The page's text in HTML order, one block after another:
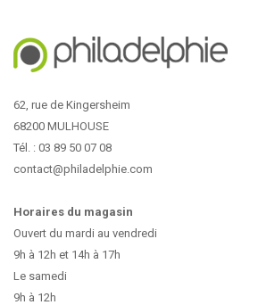
62, rue de Kingersheim
68200 MULHOUSE
Tél. : 03 89 50 07 08
contact@philadelphie.com
Horaires du magasin
Ouvert du mardi au vendredi
9h à 12h et 14h à 17h
Le samedi
9h à 12h